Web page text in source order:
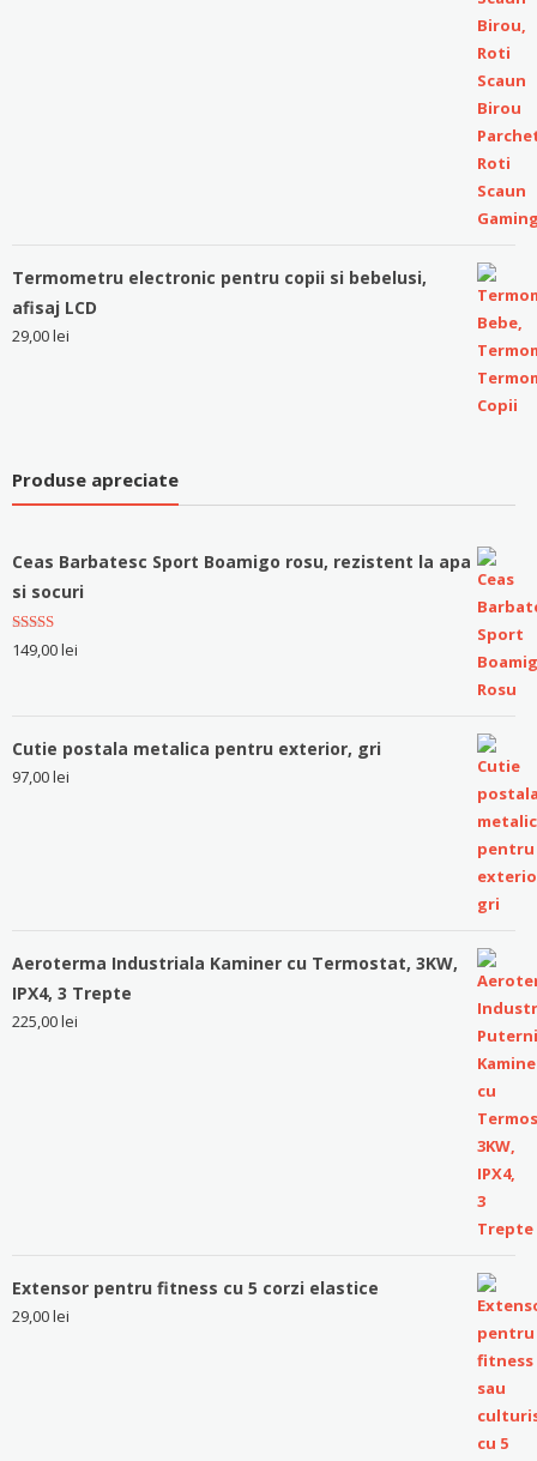
Termometru electronic pentru copii si bebelusi,
afisaj LCD
29,00lei
Produse apreciate
Ceas Barbatesc Sport Boamigo rosu, rezistent la apa
si socuri
Evaluat la
5.00stele
149,00lei
Cutie postala metalica pentru exterior, gri
97,00lei
Aeroterma Industriala Kaminer cu Termostat, 3KW,
IPX4, 3 Trepte
225,00lei
Extensor pentru fitness cu 5 corzi elastice
29,00lei